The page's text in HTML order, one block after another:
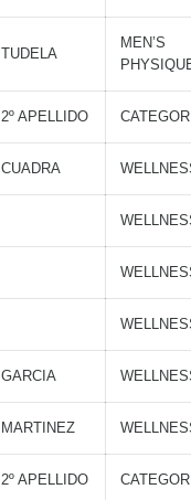
TUDELA
MEN’S
2º APELLIDO
CUADRA
GARCIA
MARTINEZ
2º APELLIDO